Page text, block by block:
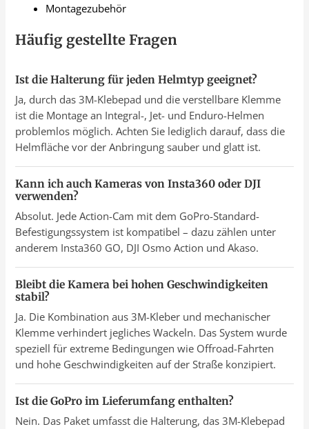
Montagezubehör
Häufig gestellte Fragen
Ist die Halterung für jeden Helmtyp geeignet?
Ja, durch das 3M-Klebepad und die verstellbare Klemme
ist die Montage an Integral-, Jet- und Enduro-Helmen
problemlos möglich. Achten Sie lediglich darauf, dass die
Helmfläche vor der Anbringung sauber und glatt ist.
Kann ich auch Kameras von Insta360 oder DJI
verwenden?
Absolut. Jede Action-Cam mit dem GoPro-Standard-
Befestigungssystem ist kompatibel – dazu zählen unter
anderem Insta360 GO, DJI Osmo Action und Akaso.
Bleibt die Kamera bei hohen Geschwindigkeiten
stabil?
Ja. Die Kombination aus 3M-Kleber und mechanischer
Klemme verhindert jegliches Wackeln. Das System wurde
speziell für extreme Bedingungen wie Offroad-Fahrten
und hohe Geschwindigkeiten auf der Straße konzipiert.
Ist die GoPro im Lieferumfang enthalten?
Nein. Das Paket umfasst die Halterung, das 3M-Klebepad